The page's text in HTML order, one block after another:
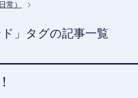
常）
ド」タグの記事一覧